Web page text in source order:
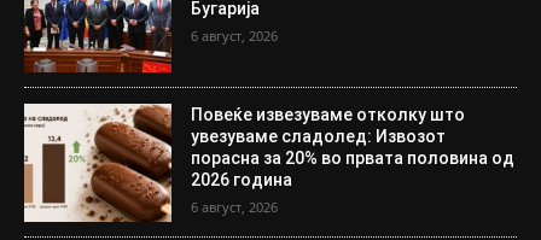
Бугарија
6 август, 2026
Повеќе извезуваме отколку што
увезуваме сладолед: Извозот
порасна за 20% во првата половина од
2026 година
6 август, 2026